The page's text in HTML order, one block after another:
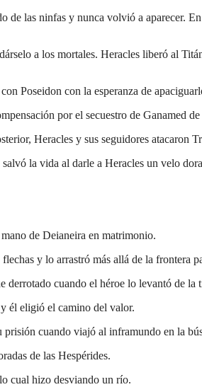
las ninfas y nunca volvió a aparecer.
a los mortales. Heracles liberó al
Poseidon con la esperanza de
por el secuestro de Ganamed de
Heracles y sus seguidores atacaron
la vida al darle a Heracles un velo
de Deianeira en matrimonio.
y lo arrastró más allá de la frontera
derrotado cuando el héroe lo levantó de la
él eligió el camino del valor.
cuando viajó al inframundo en la
de las Hespérides.
cual hizo desviando un río.